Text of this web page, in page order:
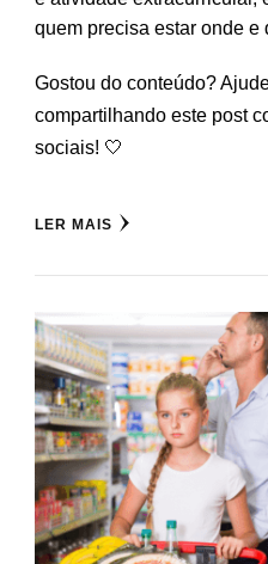
quem precisa estar onde
Gostou do conteúdo?
compartilhando este post
sociais! 🤍
LER MAIS